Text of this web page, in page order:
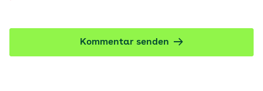
Kommentar senden